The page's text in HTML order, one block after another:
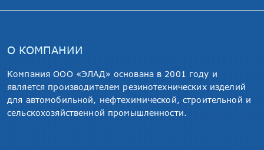
О КОМПАНИИ
Компания ООО «ЭЛАД» основана в 2001 году и
является производителем резинотехнических изделий
для автомобильной, нефтехимической, строительной и
сельскохозяйственной промышленности.